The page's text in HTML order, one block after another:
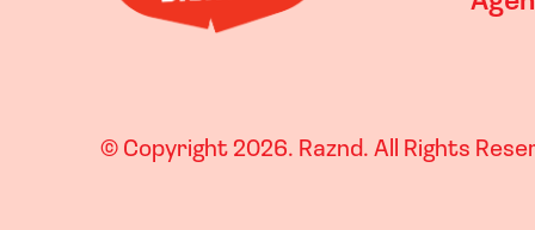
© Copyright 2026. Raznd. All Rights